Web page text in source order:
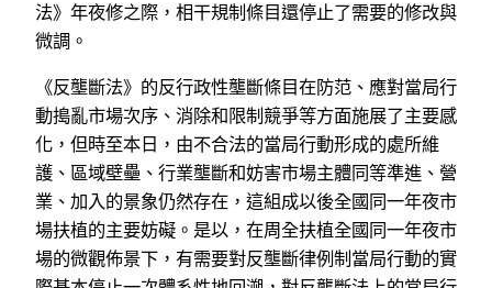
法》年夜修之際，相干規制條目還停止了需要的修改與
微調。
《反壟斷法》的反行政性壟斷條目在防范、應對當局行
動搗亂市場次序、消除和限制競爭等方面施展了主要感
化，但時至本日，由不合法的當局行動形成的處所維
護、區域壁壘、行業壟斷和妨害市場主體同等準進、營
業、加入的景象仍然存在，這組成以後全國同一年夜市
場扶植的主要妨礙。是以，在周全扶植全國同一年夜市
場的微觀佈景下，有需要對反壟斷律例制當局行動的實